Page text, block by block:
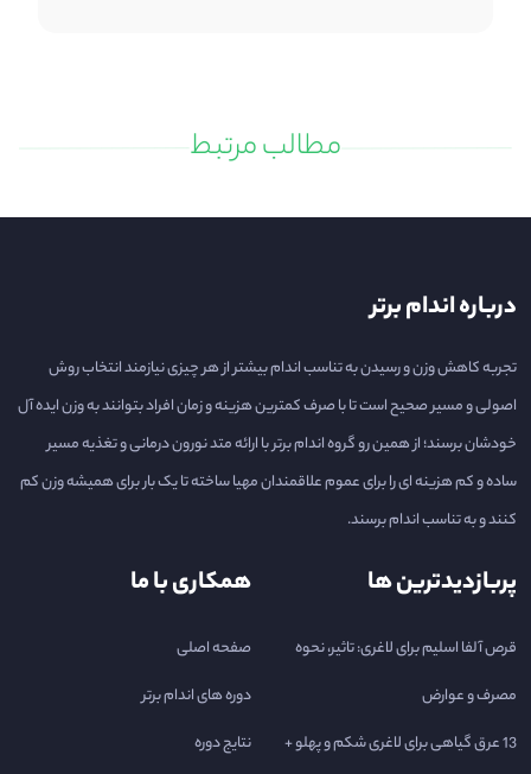
مطالب مرتبط
درباره اندام برتر
تجربه کاهش وزن و رسیدن به تناسب اندام بیشتر از هر چیزی نیازمند انتخاب روش
اصولی و مسیر صحیح است تا با صرف کمترین هزینه و زمان افراد بتوانند به وزن ایده آل
خودشان برسند؛ از همین رو گروه اندام برتر با ارائه متد نورون درمانی و تغذیه مسیر
ساده و کم هزینه ای را برای عموم علاقمندان مهیا ساخته تا یک بار برای همیشه وزن کم
کنند و به تناسب اندام برسند.
پربازدیدترین ها
قرص آلفا اسلیم برای لاغری: تاثیر، نحوه
مصرف و عوارض
13 عرق گیاهی برای لاغری شکم و پهلو +
همکاری با ما
صفحه اصلی
دوره های اندام برتر
نتایج دوره